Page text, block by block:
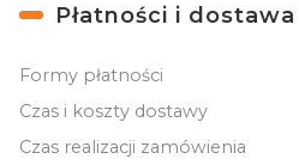
Płatności i dostawa
Formy płatności
Czas i koszty dostawy
Czas realizacji zamówienia